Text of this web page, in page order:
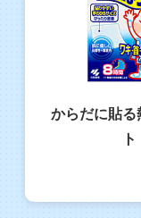
からだに貼る
ト